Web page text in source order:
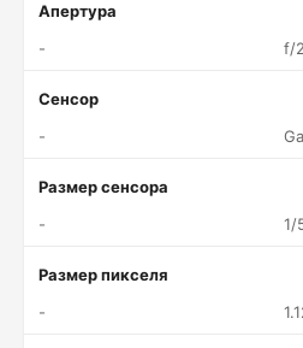
Апертура
-
f/
Сенсор
-
Размер сенсора
-
1/
Размер пикселя
-